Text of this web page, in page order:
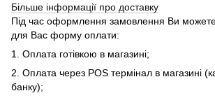
Більше інформації про доставку
Під час оформлення замовлення Ви
для Вас форму оплати:
1. Оплата готівкою в магазині;
2. Оплата через POS термінал в магазині
банку);